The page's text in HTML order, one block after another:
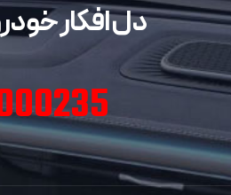
دل افکار